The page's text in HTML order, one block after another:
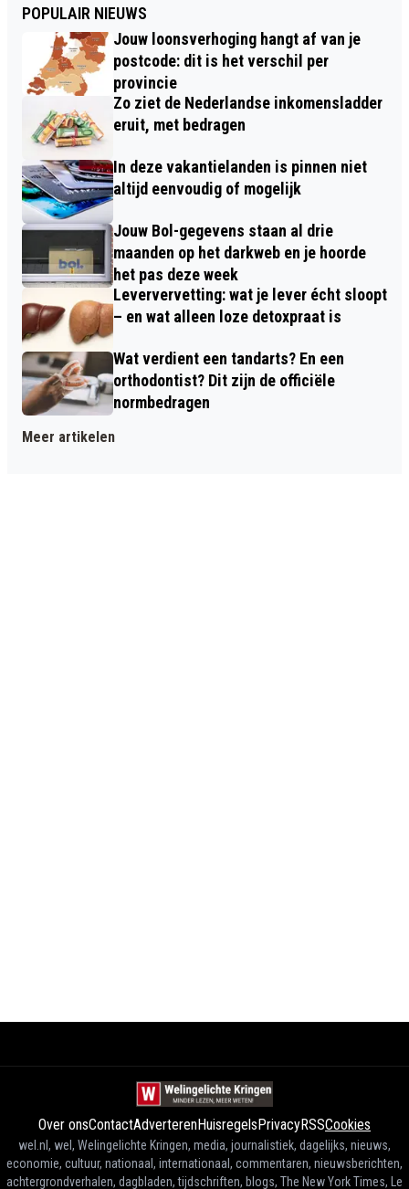
POPULAIR NIEUWS
Jouw loonsverhoging hangt af van je
postcode: dit is het verschil per
provincie
Zo ziet de Nederlandse inkomensladder
eruit, met bedragen
In deze vakantielanden is pinnen niet
altijd eenvoudig of mogelijk
Jouw Bol-gegevens staan al drie
maanden op het darkweb en je hoorde
het pas deze week
Leververvetting: wat je lever écht sloopt
– en wat alleen loze detoxpraat is
Wat verdient een tandarts? En een
orthodontist? Dit zijn de officiële
normbedragen
Meer artikelen
Over onsContactAdverterenHuisregelsPrivacyRSSCookies
wel.nl, wel, Welingelichte Kringen, media, journalistiek, dagelijks, nieuws,
economie, cultuur, nationaal, internationaal, commentaren, nieuwsberichten,
achtergrondverhalen, dagbladen, tijdschriften, blogs, The New York Times, Le